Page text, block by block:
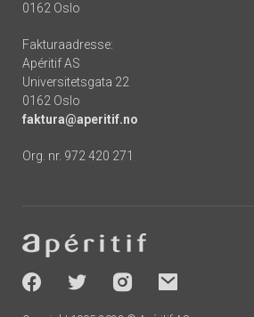
0162 Oslo
Fakturaadresse:
Apéritif AS
Universitetsgata 22
0162 Oslo
faktura@aperitif.no
Org. nr. 972 420 271
-
socials